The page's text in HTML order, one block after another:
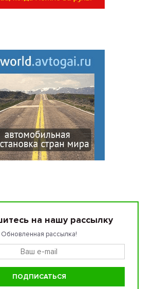
на нашу рассылку
Обновленная рассылка!